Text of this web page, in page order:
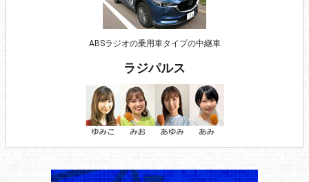
ABSラジオの乗用車タイプの中継車
ラジパルス